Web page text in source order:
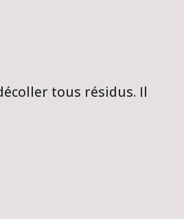
tous résidus. Il